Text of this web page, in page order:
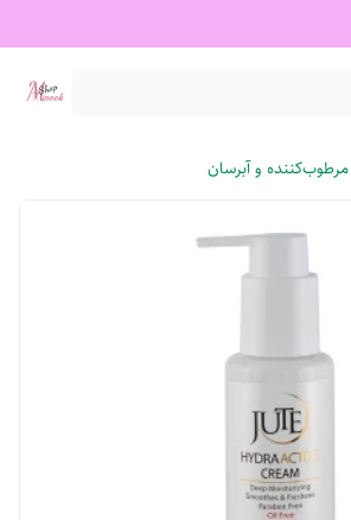
مرطوب‌کننده و آبرسان